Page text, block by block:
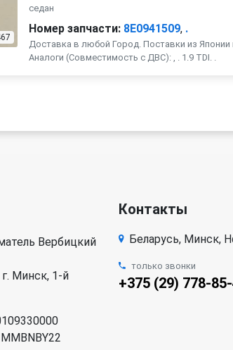
седан
Номер запчасти: 8E0941509, .
Доставка в любой Город. Поставки из Японии
Аналоги (Совместимость с ДВС): , . 1.9 TDI. .
Вербицкий
Минск, 1-й
Контакты
Беларусь, Минск,
только звонки
+375 (29) 778-